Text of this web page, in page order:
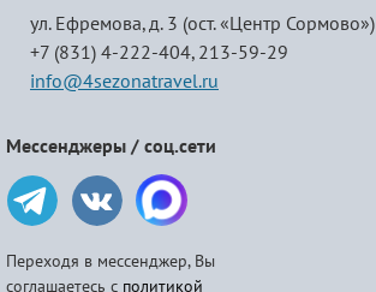
ул. Ефремова, д. 3 (ост. «Центр Сормово»)
+7 (831) 4-222-404, 213-59-29
info@4sezonatravel.ru
Мессенджеры / соц.сети
Переходя в мессенджер, Вы
соглашаетесь с политикой